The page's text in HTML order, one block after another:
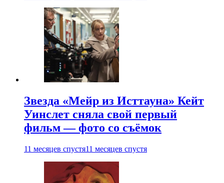
Звезда «Мейр из Исттауна» Кейт
Уинслет сняла свой первый
фильм — фото со съёмок
11 месяцев спустя11 месяцев спустя